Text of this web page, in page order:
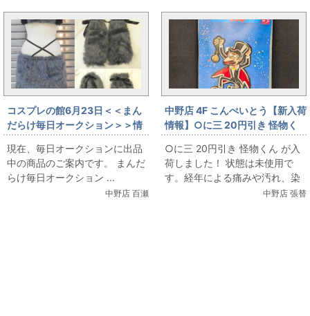
コスプレの館6月23日＜＜まん
だらけ毎日オークション＞＞情
報です
現在、毎日オークションに出品
中の商品のご案内です。 まんだ
らけ毎日オークション ...
中野店 百瀬
中野店 4F こんぺいとう【新入荷
情報】○に三 20円引き 怪物く
ん が入荷しました！（6/24販売
情報）
○に三 20円引き 怪物くん が入
荷しました！ 状態は未使用で
す。経年による痛みや汚れ、染
みがありますが、43袋揃ってい
中野店 張替